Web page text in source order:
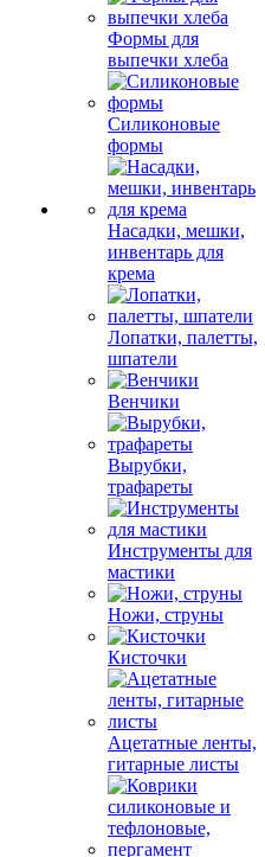
Формы для
выпечки хлеба
Силиконовые
формы
Насадки, мешки,
инвентарь для
крема
Лопатки, палетты,
шпатели
Венчики
Вырубки,
трафареты
Инструменты для
мастики
Ножи, струны
Кисточки
Ацетатные ленты,
гитарные листы